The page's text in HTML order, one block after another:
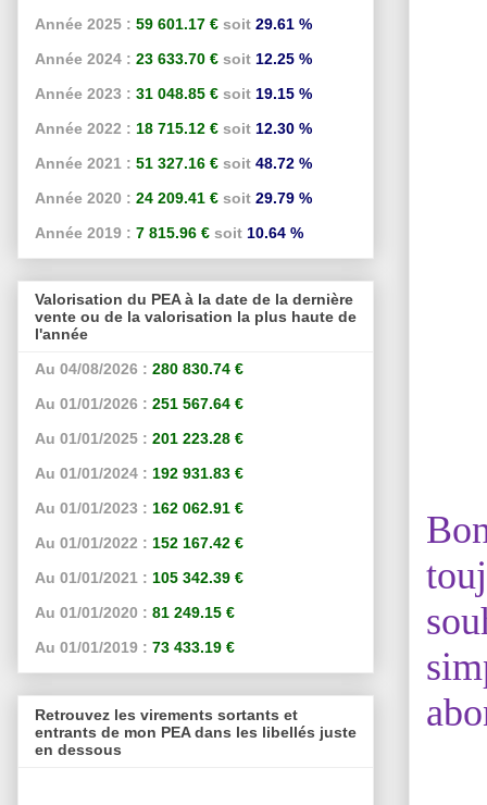
Année 2025 : 59 601.17 € soit 29.61 %
Année 2024 : 23 633.70 € soit 12.25 %
Année 2023 : 31 048.85 € soit 19.15 %
Année 2022 : 18 715.12 € soit 12.30 %
Année 2021 : 51 327.16 € soit 48.72 %
Année 2020 : 24 209.41 € soit 29.79 %
Année 2019 : 7 815.96 € soit 10.64 %
Valorisation du PEA à la date de la dernière
vente ou de la valorisation la plus haute de
l'année
Au 04/08/2026 : 280 830.74 €
Au 01/01/2026 : 251 567.64 €
Au 01/01/2025 : 201 223.28 €
Au 01/01/2024 : 192 931.83 €
Au 01/01/2023 : 162 062.91 €
Au 01/01/2022 : 152 167.42 €
Au 01/01/2021 : 105 342.39 €
Au 01/01/2020 : 81 249.15 €
Au 01/01/2019 : 73 433.19 €
Retrouvez les virements sortants et
entrants de mon PEA dans les libellés juste
en dessous